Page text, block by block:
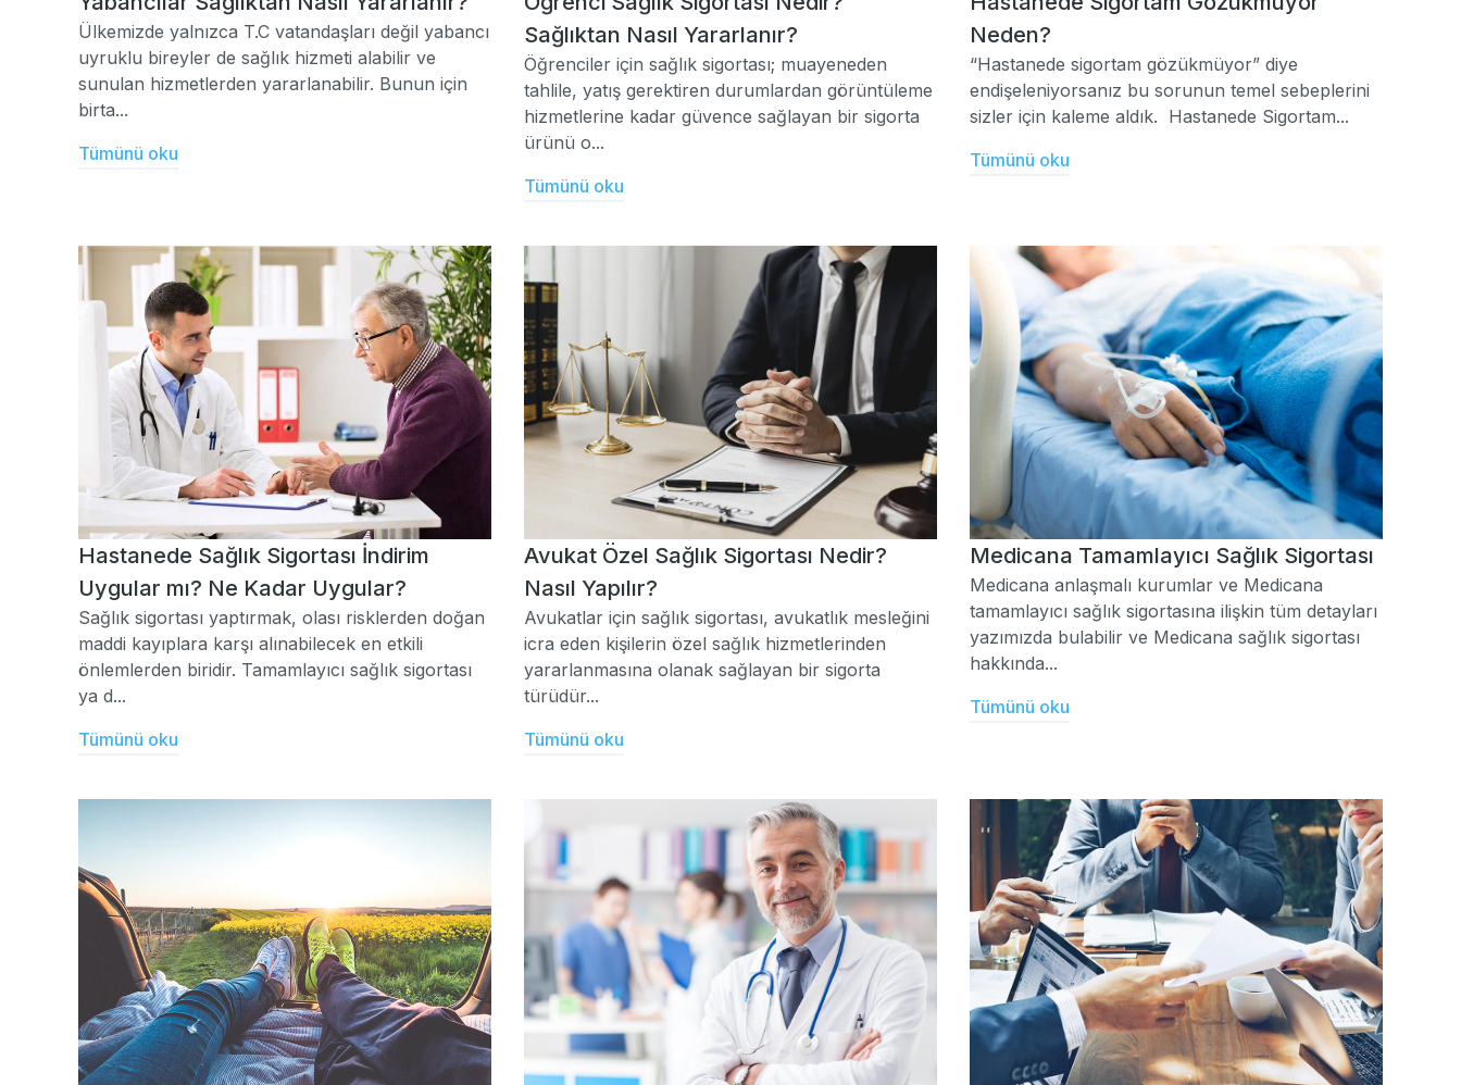
Ülkemizde yalnızca T.C vatandaşları değil yabancı
uyruklu bireyler de sağlık hizmeti alabilir ve
sunulan hizmetlerden yararlanabilir. Bunun için
birta...
Tümünü oku
Sağlıktan Nasıl Yararlanır?
Öğrenciler için sağlık sigortası; muayeneden
tahlile, yatış gerektiren durumlardan görüntüleme
hizmetlerine kadar güvence sağlayan bir sigorta
ürünü o...
Tümünü oku
Neden?
“Hastanede sigortam gözükmüyor” diye
endişeleniyorsanız bu sorunun temel sebeplerini
sizler için kaleme aldık. Hastanede Sigortam...
Tümünü oku
Hastanede Sağlık Sigortası İndirim
Uygular mı? Ne Kadar Uygular?
Sağlık sigortası yaptırmak, olası risklerden doğan
maddi kayıplara karşı alınabilecek en etkili
önlemlerden biridir. Tamamlayıcı sağlık sigortası
ya d...
Tümünü oku
Avukat Özel Sağlık Sigortası Nedir?
Nasıl Yapılır?
Avukatlar için sağlık sigortası, avukatlık mesleğini
icra eden kişilerin özel sağlık hizmetlerinden
yararlanmasına olanak sağlayan bir sigorta
türüdür...
Tümünü oku
Medicana Tamamlayıcı Sağlık Sigortası
Medicana anlaşmalı kurumlar ve Medicana
tamamlayıcı sağlık sigortasına ilişkin tüm detayları
yazımızda bulabilir ve Medicana sağlık sigortası
hakkında...
Tümünü oku